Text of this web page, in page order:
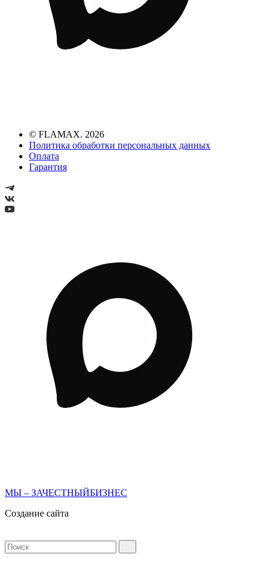
© FLAMAX. 2026
Политика обработки персональных данных
Оплата
Гарантия
МЫ – ЗАЧЕСТНЫЙБИЗНЕС
Создание сайта